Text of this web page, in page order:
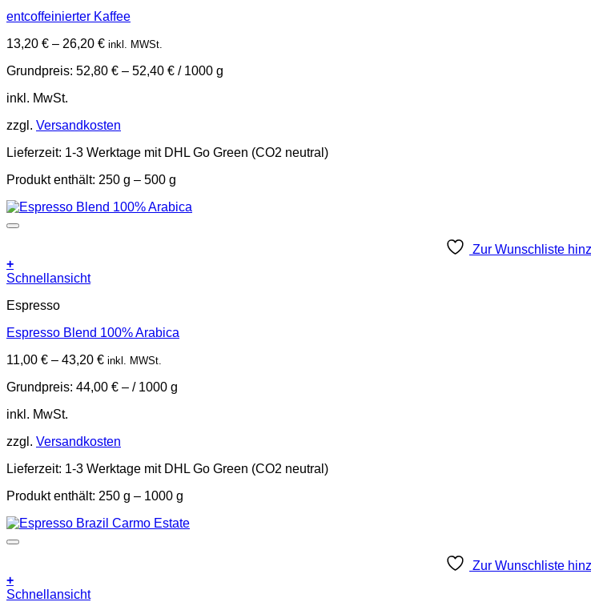
Varianten
Die
können
auf
der
Produktseite
gewählt
werden
entcoffeinierter Kaffee
13,20 € – 26,20 € inkl. MWSt.
Grundpreis: 52,80 € – 52,40 € / 1000 g
inkl. MwSt.
zzgl. Versandkosten
Lieferzeit: 1-3 Werktage mit DHL Go Green (CO2 neutral)
Produkt enthält: 250 g – 500 g
Zur Wunschliste
+
Dieses
weist
Varianten
Die
können
auf
der
Produktseite
gewählt
werden
Schnellansicht
Espresso
Espresso Blend 100% Arabica
11,00 € – 43,20 € inkl. MWSt.
Grundpreis: 44,00 € – / 1000 g
inkl. MwSt.
zzgl. Versandkosten
Lieferzeit: 1-3 Werktage mit DHL Go Green (CO2 neutral)
Produkt enthält: 250 g – 1000 g
Zur Wunschliste
+
Dieses
Schnellansicht